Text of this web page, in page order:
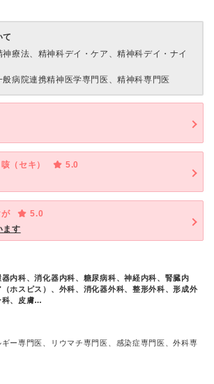
て
神療法、精神科デイ・ケア、精神科デイ・ナイ
般病院連携精神医学専門医、精神科専門医
咳（セキ）
5.0
が
5.0
ます
内科、消化器内科、糖尿病科、神経内科、腎臓内
ホスピス）、外科、消化器外科、整形外科、形成外
科、皮膚…
ー専門医、リウマチ専門医、感染症専門医、外科専